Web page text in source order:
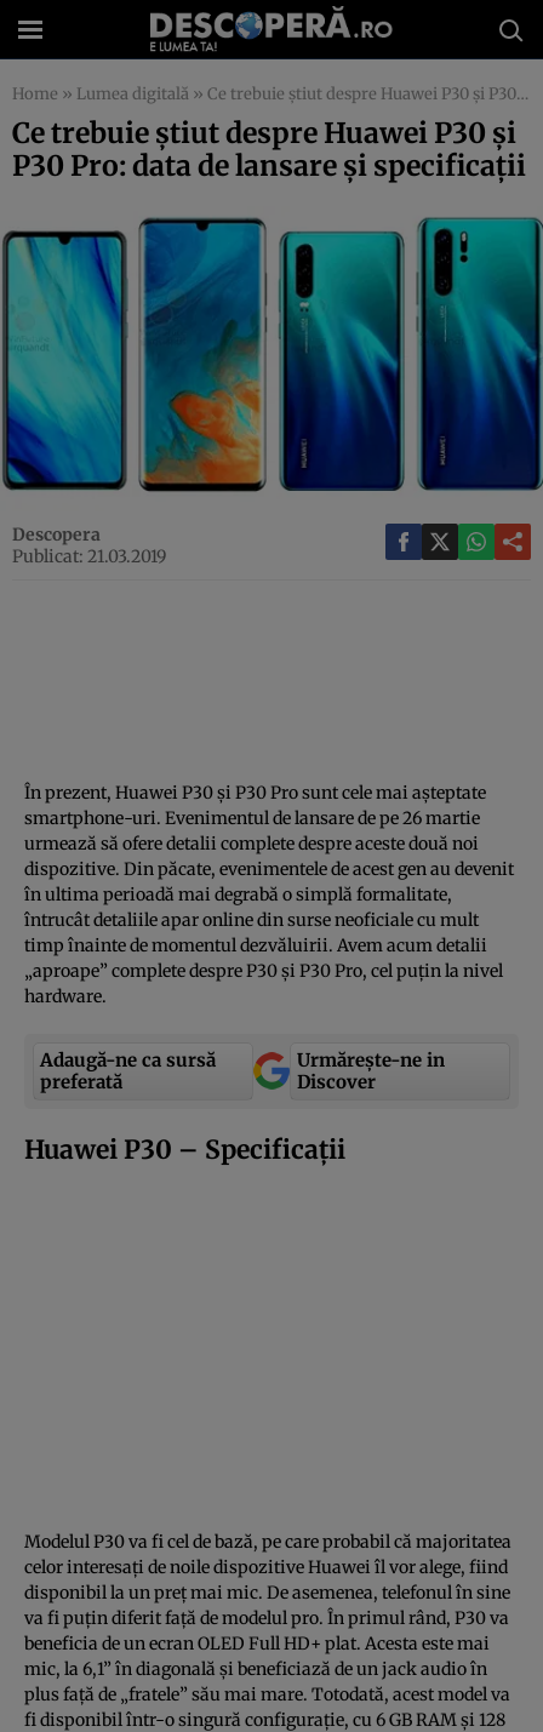
Home » Lumea digitală » Ce trebuie ştiut despre Huawei P30 şi P30 Pro: data de lansare şi specificaţii
Ce trebuie ştiut despre Huawei P30 şi
P30 Pro: data de lansare şi specificaţii
Descopera
Publicat: 21.03.2019
În prezent, Huawei P30 şi P30 Pro sunt cele mai aşteptate
smartphone-uri. Evenimentul de lansare de pe 26 martie
urmează să ofere detalii complete despre aceste două noi
dispozitive. Din păcate, evenimentele de acest gen au devenit
în ultima perioadă mai degrabă o simplă formalitate,
întrucât detaliile apar online din surse neoficiale cu mult
timp înainte de momentul dezvăluirii. Avem acum detalii
„aproape” complete despre P30 şi P30 Pro, cel puţin la nivel
hardware.
Adaugă-ne ca sursă
preferată
Urmărește-ne in
Discover
Huawei P30 – Specificaţii
Modelul P30 va fi cel de bază, pe care probabil că majoritatea
celor interesaţi de noile dispozitive Huawei îl vor alege, fiind
disponibil la un preţ mai mic. De asemenea, telefonul în sine
va fi puţin diferit faţă de modelul pro. În primul rând, P30 va
beneficia de un ecran OLED Full HD+ plat. Acesta este mai
mic, la 6,1” în diagonală şi beneficiază de un jack audio în
plus faţă de „fratele” său mai mare. Totodată, acest model va
fi disponibil într-o singură configuraţie, cu 6 GB RAM şi 128